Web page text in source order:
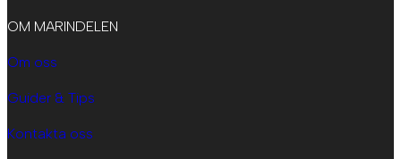
OM MARINDELEN
Om oss
Guider & Tips
Kontakta oss